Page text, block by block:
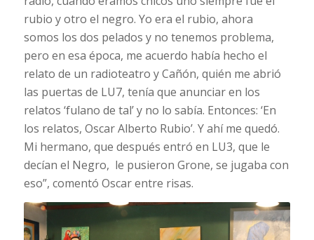
rubio y otro el negro. Yo era el rubio, ahora
somos los dos pelados y no tenemos problema,
pero en esa época, me acuerdo había hecho el
relato de un radioteatro y Cañón, quién me abrió
las puertas de LU7, tenía que anunciar en los
relatos ‘fulano de tal’ y no lo sabía. Entonces: ‘En
los relatos, Oscar Alberto Rubio’. Y ahí me quedó.
Mi hermano, que después entró en LU3, que le
decían el Negro, le pusieron Grone, se jugaba con
eso”, comentó Oscar entre risas.